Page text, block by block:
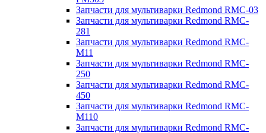
Запчасти для мультиварки Redmond RMC-03
Запчасти для мультиварки Redmond RMC-
281
Запчасти для мультиварки Redmond RMC-
M11
Запчасти для мультиварки Redmond RMC-
250
Запчасти для мультиварки Redmond RMC-
450
Запчасти для мультиварки Redmond RMC-
M110
Запчасти для мультиварки Redmond RMC-